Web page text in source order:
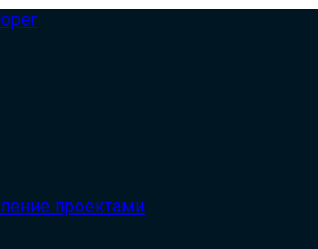
проектами